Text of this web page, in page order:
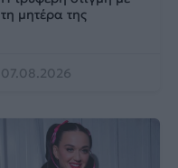
τη μητέρα της
07.08.2026